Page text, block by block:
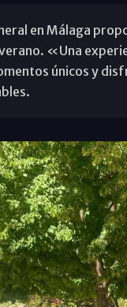
en Málaga
«Una
únicos y